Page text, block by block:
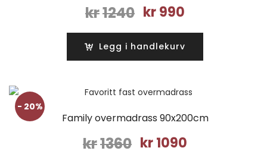
kr1240 Opprinnelig
var:
kr1240.
kr990
er:
kr990.
Legg i handlekurv
- 20%
Family overmadrass 90x200cm
kr1360 Opprinnelig
kr1090